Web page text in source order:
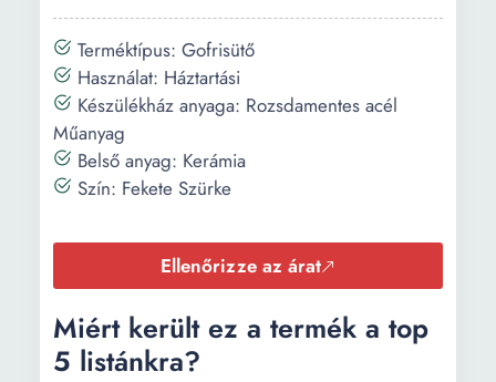
Terméktípus: Gofrisütő
Használat: Háztartási
Készülékház anyaga: Rozsdamentes acél
Műanyag
Belső anyag: Kerámia
Szín: Fekete Szürke
Ellenőrizze az árat
Miért került ez a termék a top
5 listánkra?